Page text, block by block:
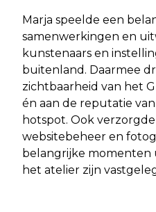
Marja speelde een
samenwerkingen en
kunstenaars en
buitenland. Daarmee
zichtbaarheid van het
én aan de reputatie
hotspot. Ook
websitebeheer en
belangrijke momenten
het atelier zijn